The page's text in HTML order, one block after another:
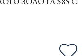
ЗОЛОТА 585 С